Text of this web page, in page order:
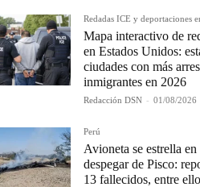
Redadas ICE y deportaciones
Mapa interactivo de
en Estados Unidos:
ciudades con más
inmigrantes en 2026
Redacción DSN - 01/08/2026
Perú
Avioneta se estrella en
despegar de Pisco:
13 fallecidos, entre